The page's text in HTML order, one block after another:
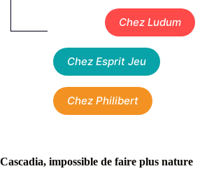
Chez Ludum
Chez Esprit Jeu
Chez Philibert
Cascadia, impossible de faire plus nature